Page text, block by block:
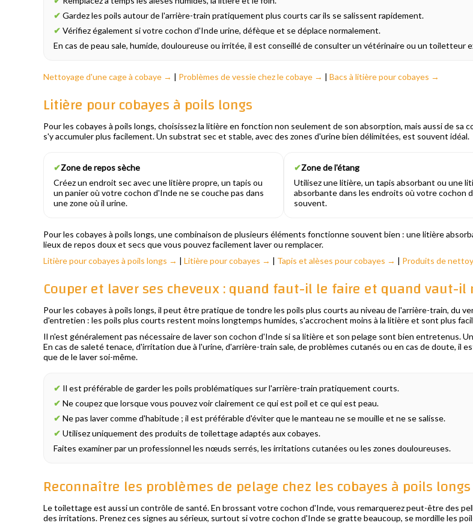
✔ Gardez les poils autour de l'arrière-train pratiquement plus courts car ils se salissent rapidement.
✔ Vérifiez également si votre cochon d'Inde urine, défèque et se déplace normalement.
En cas de peau sale, humide, douloureuse ou irritée, il est conseillé de consulter un vétérinaire ou un toiletteur
Nettoyage d'une cage à cobaye → | Problèmes de vessie chez le cobaye → | Bacs à litière pour cobayes →
Litière pour cobayes à poils longs
Pour les cobayes à poils longs, choisissez la litière en fonction non seulement de son absorption, mais aussi de
s'y accumuler plus facilement. Un substrat sec et stable, avec des zones d'urine bien délimitées, est souvent idéal.
✔Zone de repos sèche
Créez un endroit sec avec une litière propre, un tapis ou
un panier où votre cochon d'Inde ne se couche pas dans
une zone où il urine.
✔Zone de l'étang
Utilisez une litière, un tapis absorbant ou une
absorbante dans les endroits où votre cochon
souvent.
Pour les cobayes à poils longs, une combinaison de plusieurs éléments fonctionne souvent bien : une litière
lieux de repos doux et secs que vous pouvez facilement laver ou remplacer.
Litière pour cobayes à poils longs → | Litière pour cobayes → | Tapis et alèses pour cobayes → | Produits de
Couper et laver ses cheveux : quand faut-il le faire et quand vaut-il
Pour les cobayes à poils longs, il peut être pratique de tondre les poils plus courts au niveau de l'arrière-train, du
d'entretien : les poils plus courts restent moins longtemps humides, s'accrochent moins à la litière et sont plus
Il n'est généralement pas nécessaire de laver son cochon d'Inde si sa litière et son pelage sont bien entretenus.
En cas de saleté tenace, d'irritation due à l'urine, d'arrière-train sale, de problèmes cutanés ou en cas de doute,
que de le laver soi-même.
✔ Il est préférable de garder les poils problématiques sur l'arrière-train pratiquement courts.
✔ Ne coupez que lorsque vous pouvez voir clairement ce qui est poil et ce qui est peau.
✔ Ne pas laver comme d'habitude ; il est préférable d'éviter que le manteau ne se mouille et ne se salisse.
✔ Utilisez uniquement des produits de toilettage adaptés aux cobayes.
Faites examiner par un professionnel les nœuds serrés, les irritations cutanées ou les zones douloureuses.
Reconnaître les problèmes de pelage chez les cobayes à poils longs
Le toilettage est aussi un contrôle de santé. En brossant votre cochon d'Inde, vous remarquerez peut-être des
des irritations. Prenez ces signes au sérieux, surtout si votre cochon d'Inde se gratte beaucoup, se mordille les